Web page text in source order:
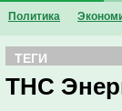
Политика
ТЕГИ
ТНС